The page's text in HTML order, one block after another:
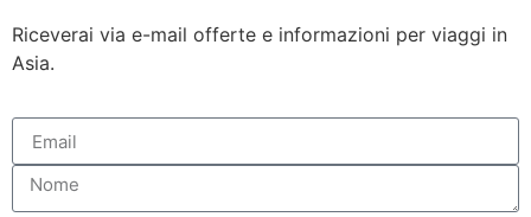
Riceverai via e-mail offerte e informazioni per viaggi in
Asia.